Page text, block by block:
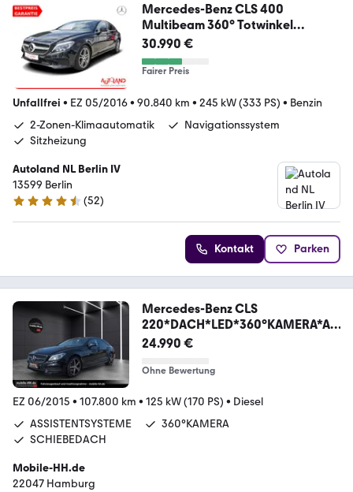
Mercedes-Benz CLS 400
Multibeam 360° Totwinkel
Schiebedach
30.990 €
Fairer Preis
Unfallfrei • EZ 05/2016• 90.840 km • 245 kW (333 PS) • Benzin
2-Zonen-Klimaautomatik
Navigationssystem
Sitzheizung
Autoland NL Berlin IV
13599 Berlin
4.4 Sterne
(52)
Kontakt Parken
Mercedes-Benz CLS
220*DACH*LED*360°KAMERA*A
MG LINE*NIGHT PAKET
24.990 €
Ohne Bewertung
EZ 06/2015 • 107.800 km • 125 kW (170 PS) • Diesel
ASSISTENTSYSTEME
360°KAMERA
SCHIEBEDACH
Mobile-HH.de
22047 Hamburg